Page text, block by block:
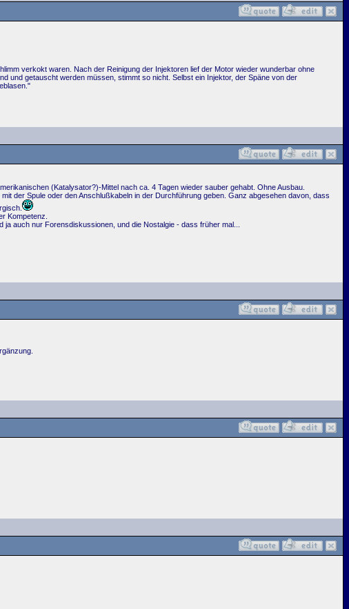
verkokt waren. Nach der Reinigung der Injektoren lief der Motor wieder wunderbar ohne
und getauscht werden müssen, stimmt so nicht. Selbst ein Injektor, der Späne von der
(Katalysator?)-Mittel nach ca. 4 Tagen wieder sauber gehabt. Ohne Ausbau.
der Spule oder den Anschlußkabeln in der Durchführung geben. Ganz abgesehen davon, dass
Kompetenz.
auch nur Forensdiskussionen, und die Nostalgie - dass früher mal...